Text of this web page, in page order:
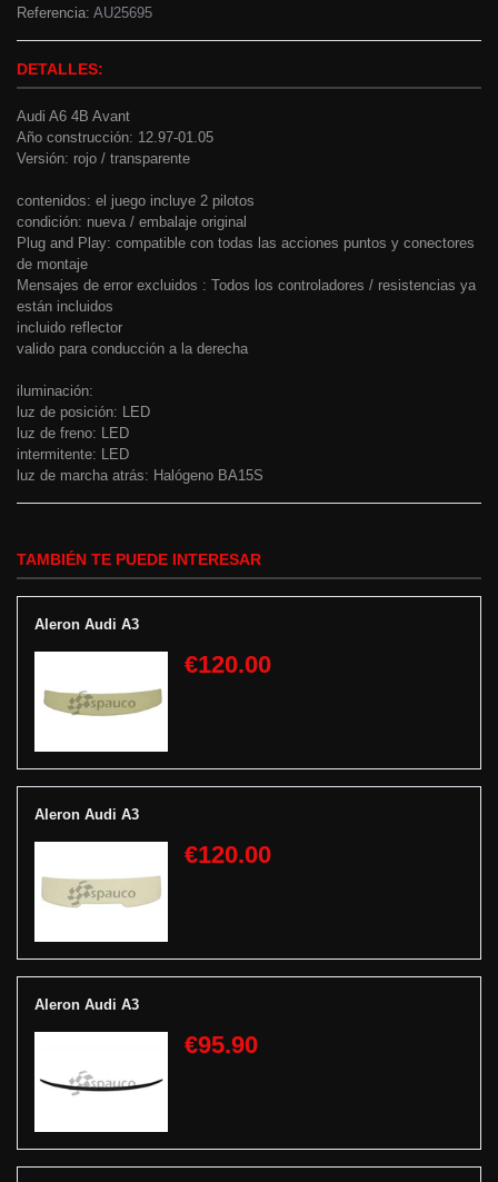
Referencia: AU25695
DETALLES:
Audi A6 4B Avant
Año construcción: 12.97-01.05
Versión: rojo / transparente
contenidos: el juego incluye 2 pilotos
condición: nueva / embalaje original
Plug and Play: compatible con todas las acciones puntos y conectores
de montaje
Mensajes de error excluidos : Todos los controladores / resistencias ya
están incluidos
incluido reflector
valido para conducción a la derecha
iluminación:
luz de posición: LED
luz de freno: LED
intermitente: LED
luz de marcha atrás: Halógeno BA15S
TAMBIÉN TE PUEDE INTERESAR
Aleron Audi A3
€120.00
Aleron Audi A3
€120.00
Aleron Audi A3
€95.90